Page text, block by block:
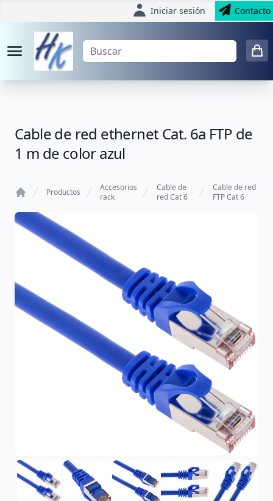
Iniciar sesión Contacto
Cable de red ethernet Cat. 6a FTP de
1 m de color azul
Productos
Accesorios
rack
Cable de
red Cat 6
Cable de red
FTP Cat 6